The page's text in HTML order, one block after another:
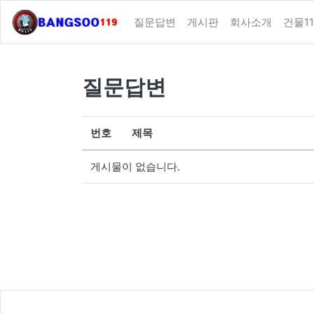
질문답변 게시판 회사소개 건물
질문답변
번호 제목
게시물이 없습니다.